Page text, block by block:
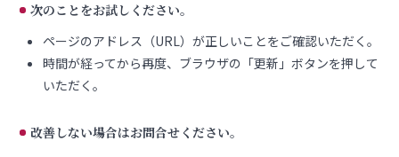
次のことをお試しください。
ページのアドレス（URL）が正しいことをご確認いただく。
時間が経ってから再度、ブラウザの「更新」ボタンを押して
いただく。
改善しない場合はお問合せください。